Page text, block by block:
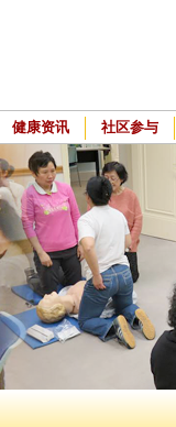
健康资讯 社区参与